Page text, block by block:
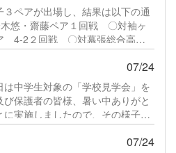
３ペアが出場し、結果は以下の通
悠・齋藤ペア１回戦 〇対袖ヶ
4-2２回戦 〇対幕張総合高
３回戦 〇対県立千葉高校 沼
〇対袖ヶ浦高校 中山・鈴木
戦 ●対千葉商業高校 佐藤・横
をみる
07/24
は中学生対象の「学校見学会」を
保護者の皆様、暑い中ありがと
実施しましたので、その様子を
科 説明続きをみる
07/24